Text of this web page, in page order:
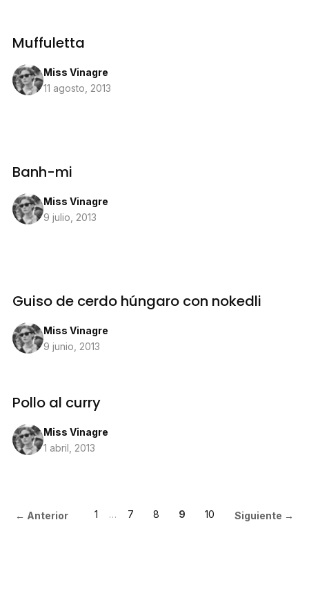
Muffuletta
Miss Vinagre
11 agosto, 2013
Banh-mi
Miss Vinagre
9 julio, 2013
Guiso de cerdo húngaro con nokedli
Miss Vinagre
9 junio, 2013
Pollo al curry
Miss Vinagre
1 abril, 2013
← Anterior 1 … 7 8 9 10 Siguiente →